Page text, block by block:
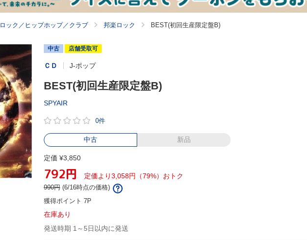
ロック／ヒップホップ／クラブ 邦楽ロック BEST(初回生産限定盤B)
中古 店舗受取可
ＣＤ J-ポップ
BEST(初回生産限定盤B)
SPYAIR
0件
中古 新品
定価 ¥3,850
792円 定価より3,058円（79%）おトク
990円 (6/16時点の価格)
獲得ポイント 7P
在庫あり
発送時期 1～5日以内に発送